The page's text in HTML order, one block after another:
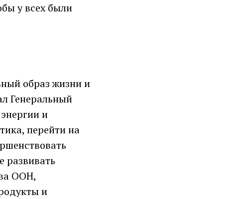
у всех были
образ жизни и
Генеральный
и
перейти на
развивать
ООН,
и